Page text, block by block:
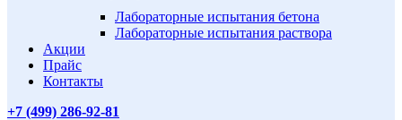
Лабораторные испытания бетона
Лабораторные испытания раствора
Акции
Прайс
Контакты
+7 (499) 286-92-81